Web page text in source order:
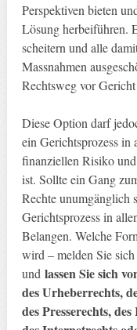
Perspektiven bieten
Lösung herbeiführen.
scheitern und alle
Massnahmen
Rechtsweg vor
Diese Option darf
ein Gerichtsprozess in
finanziellen Risiko
ist. Sollte ein Gang
Rechte unumgänglich
Gerichtsprozess in
Belangen. Welche
wird – melden Sie
und lassen Sie sich
des Urheberrechts,
des Presserechts,